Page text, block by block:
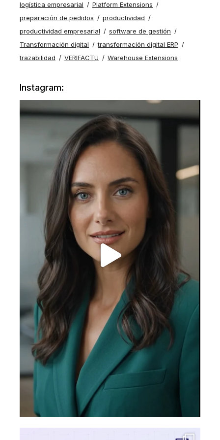
logística empresarial
Platform Extensions
preparación de pedidos
productividad
productividad empresarial
software de gestión
Transformación digital
transformación digital ERP
trazabilidad
VERIFACTU Warehouse Extensions
Instagram: